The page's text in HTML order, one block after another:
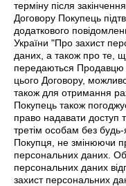
терміну після
Договору Покупець
додаткового
України "Про захист
даних, а також про те,
передаються Продавцю
цього Договору,
також для отримання
Покупець також
право надавати доступ
третім особам без
Покупця, не змінюючи
персональних даних.
персональних даних
захист персональних